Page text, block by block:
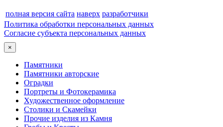
полная версия сайта наверх разработчики
Политика обработки персональных данных
Согласие субъекта персональных данных
×
Памятники
Памятники авторские
Оградки
Портреты и Фотокерамика
Художественное оформление
Столики и Скамейки
Прочие изделия из Камня